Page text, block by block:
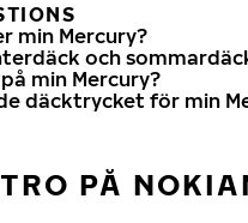
min Mercury?
och
min Mercury?
däcktrycket för min
PÅ